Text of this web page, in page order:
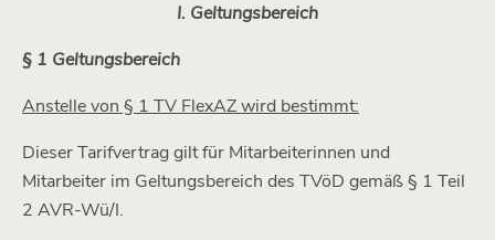
I. Geltungsbereich
§ 1 Geltungsbereich
Anstelle von § 1 TV FlexAZ wird bestimmt:
Dieser Tarifvertrag gilt für Mitarbeiterinnen und
Mitarbeiter im Geltungsbereich des TVöD gemäß § 1 Teil
2 AVR-Wü/I.